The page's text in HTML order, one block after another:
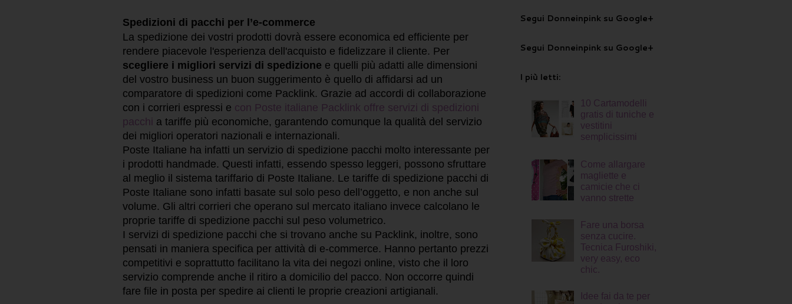
Spedizioni di pacchi per l’e-commerce
La spedizione dei vostri prodotti dovrà essere economica ed efficiente per
rendere piacevole l'esperienza dell'acquisto e fidelizzare il cliente. Per
scegliere i migliori servizi di spedizione e quelli più adatti alle dimensioni
del vostro business un buon suggerimento è quello di affidarsi ad un
comparatore di spedizioni come Packlink. Grazie ad accordi di collaborazione
con i corrieri espressi e con Poste italiane Packlink offre servizi di spedizioni
pacchi a tariffe più economiche, garantendo comunque la qualità del servizio
dei migliori operatori nazionali e internazionali.
Poste Italiane ha infatti un servizio di spedizione pacchi molto interessante per
i prodotti handmade. Questi infatti, essendo spesso leggeri, possono sfruttare
al meglio il sistema tariffario di Poste Italiane. Le tariffe di spedizione pacchi di
Poste Italiane sono infatti basate sul solo peso dell’oggetto, e non anche sul
volume. Gli altri corrieri che operano sul mercato italiano invece calcolano le
proprie tariffe di spedizione pacchi sul peso volumetrico.
I servizi di spedizione pacchi che si trovano anche su Packlink, inoltre, sono
pensati in maniera specifica per attività di e-commerce. Hanno pertanto prezzi
competitivi e soprattutto facilitano la vita dei negozi online, visto che il loro
servizio comprende anche il ritiro a domicilio del pacco. Non occorre quindi
fare file in posta per spedire ai clienti le proprie creazioni artigianali.
Segui Donneinpink su Google+
Segui Donneinpink su Google+
I più letti:
10 Cartamodelli
gratis di tuniche e
vestitini
semplicissimi
Come allargare
magliette e
camicie che ci
vanno strette
Fare una borsa
senza cucire.
Tecnica Furoshiki,
very easy, eco
chic.
Idee fai da te per